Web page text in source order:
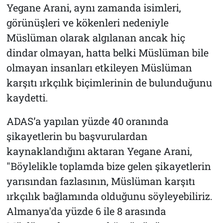
Yegane Arani, aynı zamanda isimleri,
görünüşleri ve kökenleri nedeniyle
Müslüman olarak algılanan ancak hiç
dindar olmayan, hatta belki Müslüman bile
olmayan insanları etkileyen Müslüman
karşıtı ırkçılık biçimlerinin de bulunduğunu
kaydetti.
ADAS’a yapılan yüzde 40 oranında
şikayetlerin bu başvurulardan
kaynaklandığını aktaran Yegane Arani,
"Böylelikle toplamda bize gelen şikayetlerin
yarısından fazlasının, Müslüman karşıtı
ırkçılık bağlamında olduğunu söyleyebiliriz.
Almanya'da yüzde 6 ile 8 arasında